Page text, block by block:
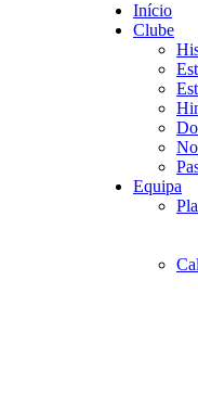
Início
Clube
Equipa